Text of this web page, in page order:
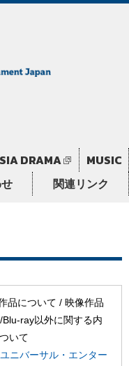
DRAMA
MUSIC
関連リンク
品について / 映像作品
Blu-ray以外に関する内
いて
ニバーサル・エンター